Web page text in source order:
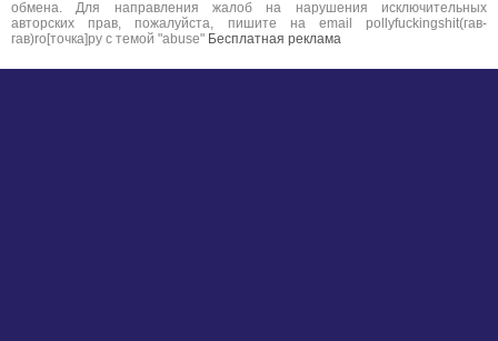
обмена. Для направления жалоб на нарушения исключительных
авторских прав, пожалуйста, пишите на email pollyfuckingshit(гав-
гав)ro[точка]ру с темой "abuse" Бесплатная реклама